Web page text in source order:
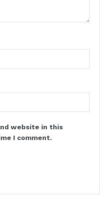
website in this
I comment.